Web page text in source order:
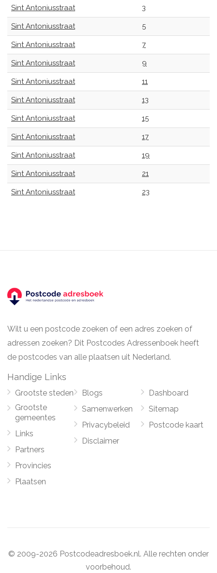
Sint Antoniusstraat 3
Sint Antoniusstraat 5
Sint Antoniusstraat 7
Sint Antoniusstraat 9
Sint Antoniusstraat 11
Sint Antoniusstraat 13
Sint Antoniusstraat 15
Sint Antoniusstraat 17
Sint Antoniusstraat 19
Sint Antoniusstraat 21
Sint Antoniusstraat 23
Wilt u een postcode zoeken of een adres zoeken of
adressen zoeken? Dit Postcodes Adressenboek heeft
de postcodes van alle plaatsen uit Nederland.
Handige Links
Grootste steden
Grootste
gemeentes
Links
Partners
Provincies
Plaatsen
Blogs
Samenwerken
Privacybeleid
Disclaimer
Dashboard
Sitemap
Postcode kaart
© 2009-2026 Postcodeadresboek.nl. Alle rechten onder
voorbehoud.